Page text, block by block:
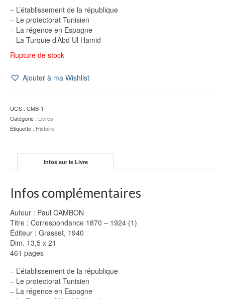
– L’établissement de la république
– Le protectorat Tunisien
– La régence en Espagne
– La Turquie d’Abd Ul Hamid
Rupture de stock
Ajouter à ma Wishlist
UGS : CMB-1
Catégorie : Livres
Étiquette : Histoire
Infos sur le Livre
Infos complémentaires
Auteur : Paul CAMBON
Titre : Correspondance 1870 – 1924 (1)
Éditeur : Grasset, 1940
Dim. 13,5 x 21
461 pages
– L’établissement de la république
– Le protectorat Tunisien
– La régence en Espagne